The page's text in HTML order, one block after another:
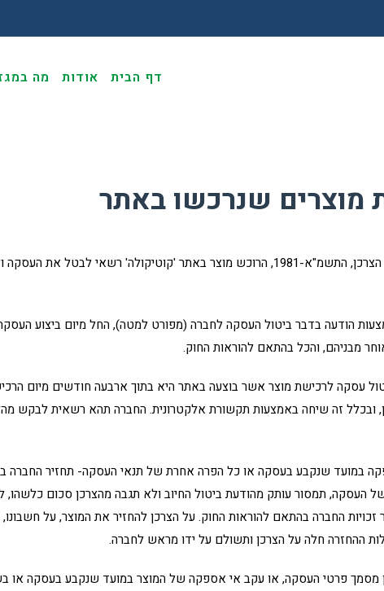
דף הבית אודות מה
מוצרים שנרכשו באתר
בהתאם להוראות בדבר ביטול עסקת מכר מרחוק כאמור בחוק הגנת הצרכן, התשמ"א-1981, הרוכש מוצר באתר
מבניהם, והכל בהתאם להוראות החוק.
עסקה לרכישת מוצר אשר בוצעה באתר היא בתוך ארבעה חודשים מיום
זה שיחה באמצעות תקשורת אלקטרונית. החברה תהא רשאית לבקש
לגרוע מיתר זכויות החברה בהתאם להוראות החוק. על הצרכן להחזיר את המוצר, על
ההחזרה חלה על הצרכן ותשולם על ידו מראש לחברה.
מסמך פרטי העסקה, או עקב אי אספקה של המוצר במועד שנקבע בעסקה